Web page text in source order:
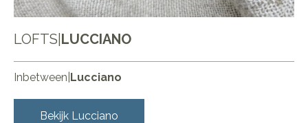
LOFTS LUCCIANO
Inbetween Lucciano
Bekijk Lucciano